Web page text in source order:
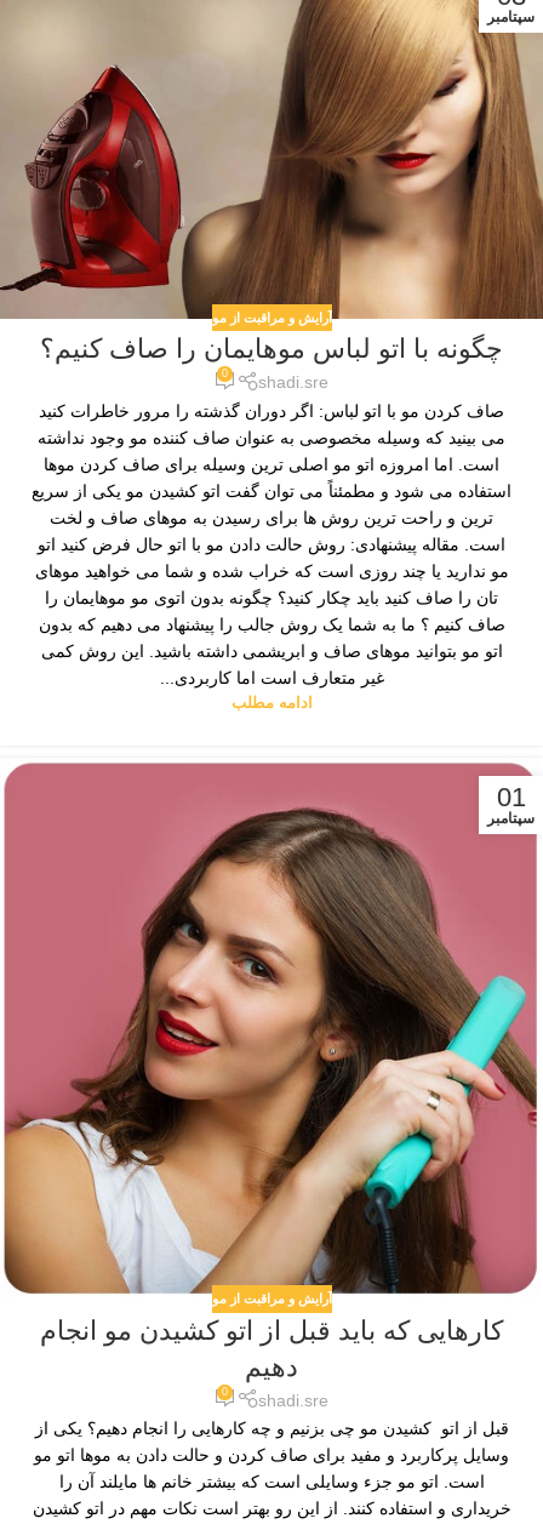
سپتامبر
آرایش و مراقبت از مو
چگونه با اتو لباس موهایمان را صاف کنیم؟
shadi.sre
0
صاف کردن مو با اتو لباس: اگر دوران گذشته را مرور خاطرات کنید
می بینید که وسیله مخصوصی به عنوان صاف کننده مو وجود نداشته
است. اما امروزه اتو مو اصلی ترین وسیله برای صاف کردن موها
استفاده می شود و مطمئناً می توان گفت اتو کشیدن مو یکی از سریع
ترین و راحت ترین روش ها برای رسیدن به موهای صاف و لخت
است. مقاله پیشنهادی: روش حالت دادن مو با اتو حال فرض کنید اتو
مو ندارید یا چند روزی است که خراب شده و شما می خواهید موهای
تان را صاف کنید باید چکار کنید؟ چگونه بدون اتوی مو موهایمان را
صاف کنیم ؟ ما به شما یک روش جالب را پیشنهاد می دهیم که بدون
اتو مو بتوانید موهای صاف و ابریشمی داشته باشید. این روش کمی
غیر متعارف است اما کاربردی...
ادامه مطلب
01
سپتامبر
آرایش و مراقبت از مو
کارهایی که باید قبل از اتو کشیدن مو انجام
دهیم
shadi.sre
0
قبل از اتو کشیدن مو چی بزنیم و چه کارهایی را انجام دهیم؟ یکی از
وسایل پرکاربرد و مفید برای صاف کردن و حالت دادن به موها اتو مو
است. اتو مو جزء وسایلی است که بیشتر خانم ‌ها مایلند آن را
خریداری و استفاده کنند. از این رو بهتر است نکات مهم در اتو کشیدن